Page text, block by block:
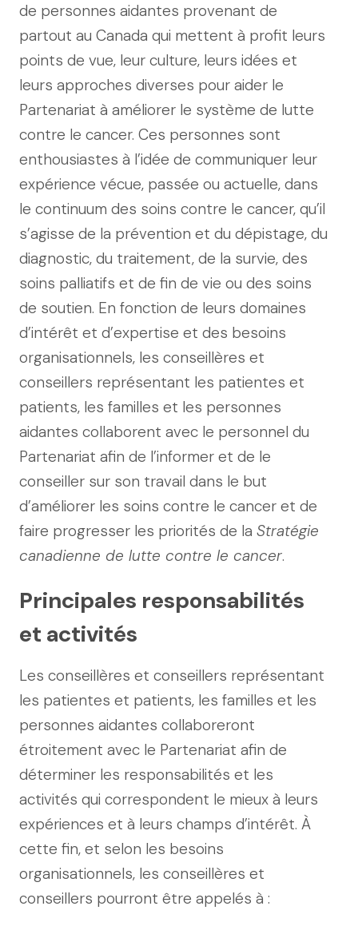
de personnes aidantes provenant de
partout au Canada qui mettent à profit leurs
points de vue, leur culture, leurs idées et
leurs approches diverses pour aider le
Partenariat à améliorer le système de lutte
contre le cancer. Ces personnes sont
enthousiastes à l’idée de communiquer leur
expérience vécue, passée ou actuelle, dans
le continuum des soins contre le cancer, qu’il
s’agisse de la prévention et du dépistage, du
diagnostic, du traitement, de la survie, des
soins palliatifs et de fin de vie ou des soins
de soutien. En fonction de leurs domaines
d’intérêt et d’expertise et des besoins
organisationnels, les conseillères et
conseillers représentant les patientes et
patients, les familles et les personnes
aidantes collaborent avec le personnel du
Partenariat afin de l’informer et de le
conseiller sur son travail dans le but
d’améliorer les soins contre le cancer et de
faire progresser les priorités de la Stratégie
canadienne de lutte contre le cancer.
Principales responsabilités
et activités
Les conseillères et conseillers représentant
les patientes et patients, les familles et les
personnes aidantes collaboreront
étroitement avec le Partenariat afin de
déterminer les responsabilités et les
activités qui correspondent le mieux à leurs
expériences et à leurs champs d’intérêt. À
cette fin, et selon les besoins
organisationnels, les conseillères et
conseillers pourront être appelés à :